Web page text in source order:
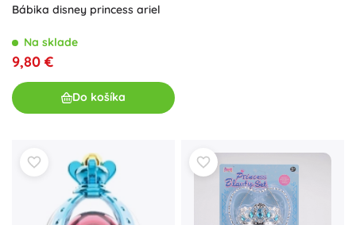
Bábika disney princess ariel
Na sklade
9,80 €
Do košíka